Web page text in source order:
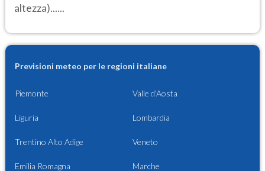
altezza)......
Previsioni meteo per le regioni italiane
Piemonte Valle d'Aosta
Liguria Lombardia
Trentino Alto Adige Veneto
Emilia Romagna Marche